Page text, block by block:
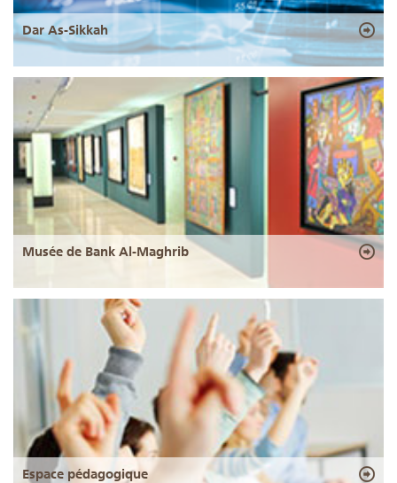
Dar As-Sikkah
Musée de Bank Al-Maghrib
Espace pédagogique